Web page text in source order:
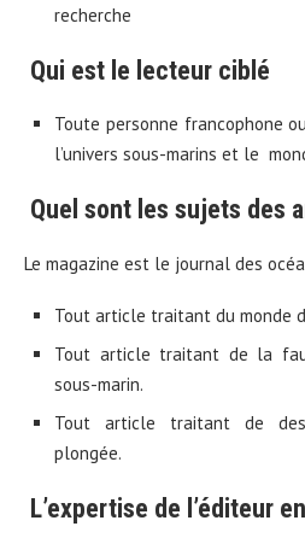
recherche
Qui est le lecteur ciblé
Toute personne francophone
l’univers sous-marins et le
Quel sont les sujets des
Le magazine est le journal des
Tout article traitant du monde
Tout article traitant de la
sous-marin.
Tout article traitant de
plongée.
L’expertise de l’éditeur